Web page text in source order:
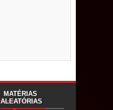
MATÉRIAS
ALEATÓRIAS